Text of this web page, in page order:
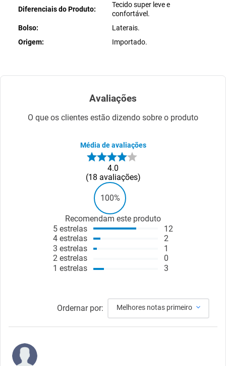
Diferenciais do Produto
Tecido super leve e
confortável.
Bolso
Laterais.
Origem
Importado.
Avaliações
O que os clientes estão dizendo sobre o produto
Média de avaliações
4.0
18 avaliações
100%
Recomendam este produto
5 estrelas
4 estrelas
3 estrelas
2 estrelas
1 estrelas
12
2
1
0
3
Ordernar por: Melhores notas primeiro